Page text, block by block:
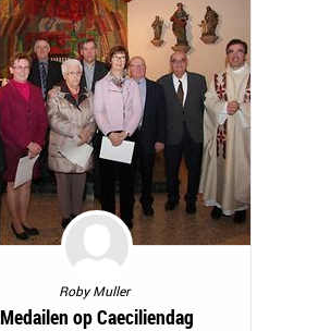
Roby Muller
Medailen op Caeciliendag